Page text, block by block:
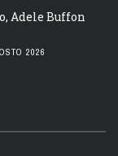
Adele Buffon
2026